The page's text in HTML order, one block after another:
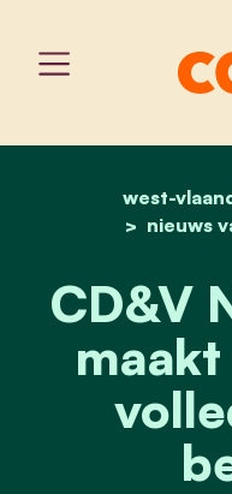
west-
nieuws
CD&V